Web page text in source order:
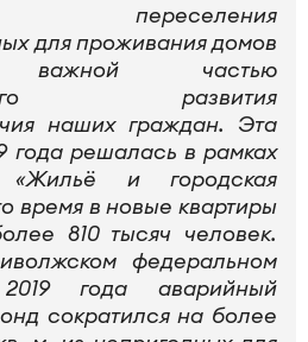
переселения
для проживания домов
важной частью
развития
наших граждан. Эта
года решалась в рамках
«Жильё и городская
время в новые квартиры
810 тысяч человек.
федеральном
года аварийный
сократился на более